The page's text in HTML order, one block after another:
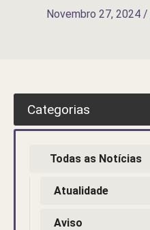
Novembro 27, 2024 /
Categorias
Todas as Notícias
Atualidade
Aviso